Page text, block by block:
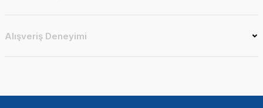
Alışveriş Deneyimi